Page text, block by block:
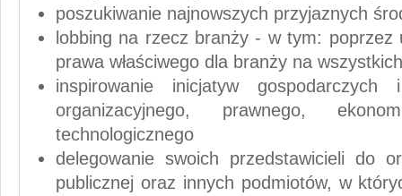
poszukiwanie najnowszych przyjaznych
lobbing na rzecz branży - w tym: poprzez
prawa właściwego dla branży na
inspirowanie inicjatyw gospodarczych
organizacyjnego, prawnego,
technologicznego
delegowanie swoich przedstawicieli do
publicznej oraz innych podmiotów, w